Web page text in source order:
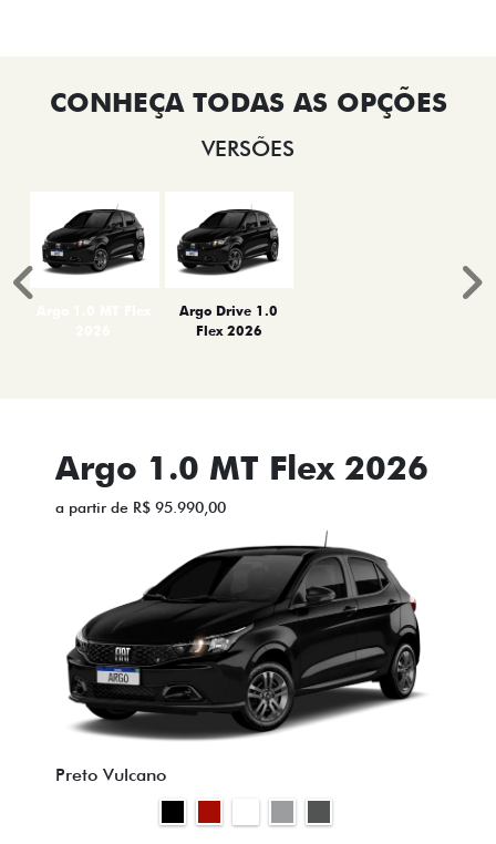
VERSÕES
Argo Drive 1.0
Flex 2026
Anterior
Argo 1.0 MT Flex 2026
a partir de R$ 95.990,00
Preto Vulcano